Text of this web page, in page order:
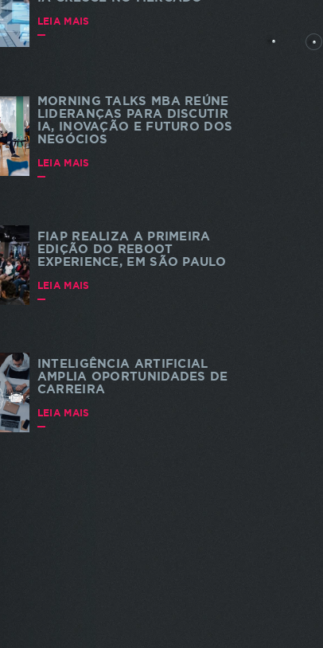
LEIA MAIS
MORNING TALKS MBA REÚNE
LIDERANÇAS PARA DISCUTIR
IA, INOVAÇÃO E FUTURO DOS
NEGÓCIOS
LEIA MAIS
FIAP REALIZA A PRIMEIRA
EDIÇÃO DO REBOOT
EXPERIENCE, EM SÃO PAULO
LEIA MAIS
INTELIGÊNCIA ARTIFICIAL
AMPLIA OPORTUNIDADES DE
CARREIRA
LEIA MAIS